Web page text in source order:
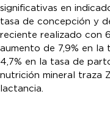
significativas en
tasa de concepción y
reciente realizado con
aumento de 7,9% en la
4,7% en la tasa de
nutrición mineral traza
lactancia.